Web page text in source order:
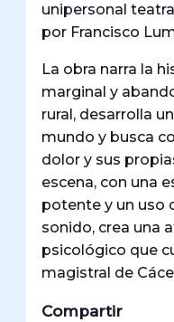
unipersonal
por Francisco
La obra narra la
marginal y
rural, desarrolla
mundo y busca
dolor y sus
escena, con una
potente y un uso
sonido, crea una
psicológico que
magistral de
Compartir